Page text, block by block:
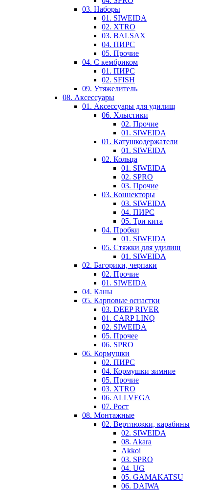
03. Наборы
01. SIWEIDA
02. XTRO
03. BALSAX
04. ПИРС
05. Прочие
04. С кембриком
01. ПИРС
02. SFISH
09. Утяжелитель
08. Аксессуары
01. Аксессуары для удилищ
06. Хлыстики
02. Прочие
01. SIWEIDA
01. Катушкодержатели
01. SIWEIDA
02. Кольца
01. SIWEIDA
02. SPRO
03. Прочие
03. Коннекторы
03. SIWEIDA
04. ПИРС
05. Три кита
04. Пробки
01. SIWEIDA
05. Стяжки для удилищ
01. SIWEIDA
02. Багорики, черпаки
02. Прочие
01. SIWEIDA
04. Каны
05. Карповые оснастки
03. DEEP RIVER
01. CARP LINQ
02. SIWEIDA
05. Прочее
06. SPRO
06. Кормушки
02. ПИРС
04. Кормушки зимние
05. Прочие
03. XTRO
06. ALLVEGA
07. Рост
08. Монтажные
02. Вертлюжки, карабины
02. SIWEIDA
08. Akara
Akkoi
03. SPRO
04. UG
05. GAMAKATSU
06. DAIWA